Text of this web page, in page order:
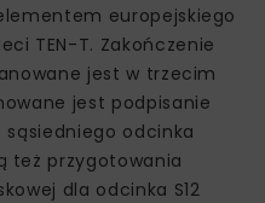
europejskiego
TEN-T. Zakończenie
jest w trzecim
jest podpisanie
odcinka
też przygotowania
dla odcinka S12